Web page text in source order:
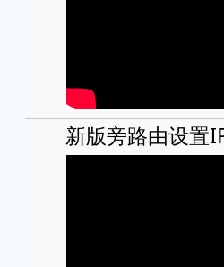
新版旁路由设置